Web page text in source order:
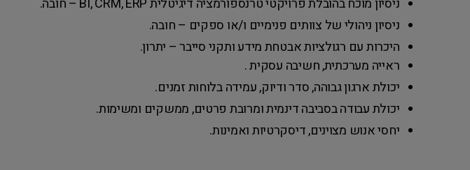
ניסיון מוכח בהובלת פרויקטי טרנספורמציה דיגיטלית BI, CRM, ERP – חובה.
ניסיון ניהולי של צוותים פנימיים ו/או ספקים – חובה.
היכרות עם רגולציות אבטחת מידע ותקני סייבר – יתרון.
ראייה מערכתית, חשיבה עסקית .
יכולת ארגון גבוהה, סדר ודיוק, עמידה בלוחות זמנים.
יכולת עבודה בסביבה דינמית ומרובת פרטים, ממשקים ומשימות.
יחסי אנוש מצוינים, דיסקרטיות ואמינות.